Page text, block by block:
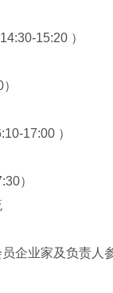
15:20 ）
17:00 ）
）
企业家及负责人